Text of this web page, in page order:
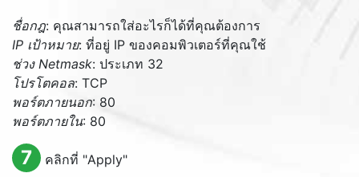
ชื่อกฎ: คุณสามารถใส่อะไรก็ได้ที่คุณต้องการ
IP เป้าหมาย: ที่อยู่ IP ของคอมพิวเตอร์ที่คุณใช้
ช่วง Netmask: ประเภท 32
โปรโตคอล: TCP
พอร์ตภายนอก: 80
พอร์ตภายใน: 80
7 คลิกที่ "Apply"